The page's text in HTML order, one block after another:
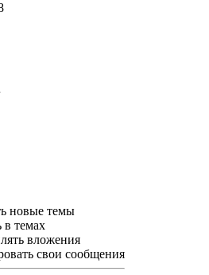
новые темы
в темах
вложения
свои сообщения